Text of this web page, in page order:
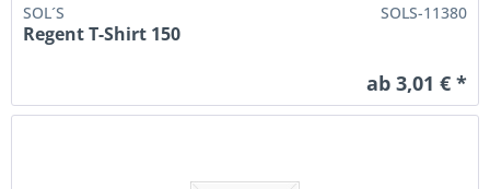
SOL´S SOLS-11380
Regent T-Shirt 150
ab 3,01 € *